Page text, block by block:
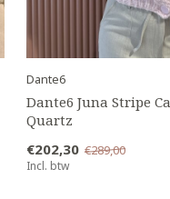
Dante6
Dante6 Juna Stripe
Quartz
€202,30 €289,00
Incl. btw